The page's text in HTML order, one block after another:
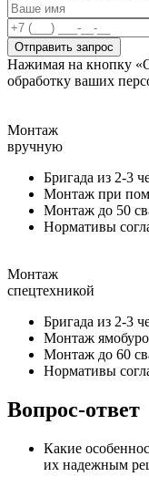
Отправить запрос
Нажимая на кнопку
обработку ваших
Монтаж
вручную
Бригада из 2-3
Монтаж при
Монтаж до 50
Нормативы
Монтаж
спецтехникой
Бригада из 2-3
Монтаж
Монтаж до 60
Нормативы
Вопрос-ответ
Какие
их надежным